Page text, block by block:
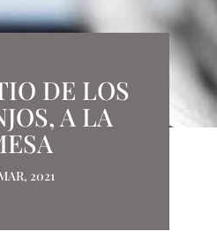
DE LOS
A LA
2021